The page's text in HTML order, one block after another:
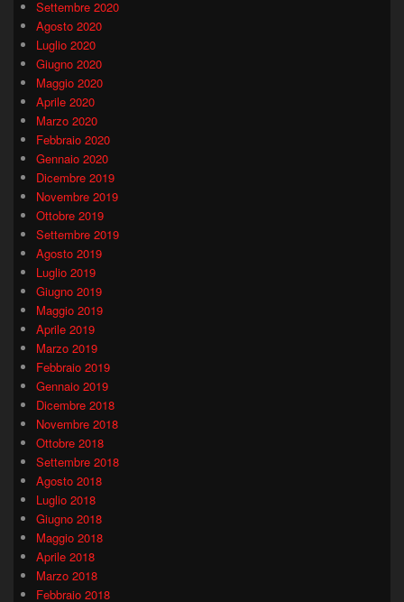
Settembre 2020
Agosto 2020
Luglio 2020
Giugno 2020
Maggio 2020
Aprile 2020
Marzo 2020
Febbraio 2020
Gennaio 2020
Dicembre 2019
Novembre 2019
Ottobre 2019
Settembre 2019
Agosto 2019
Luglio 2019
Giugno 2019
Maggio 2019
Aprile 2019
Marzo 2019
Febbraio 2019
Gennaio 2019
Dicembre 2018
Novembre 2018
Ottobre 2018
Settembre 2018
Agosto 2018
Luglio 2018
Giugno 2018
Maggio 2018
Aprile 2018
Marzo 2018
Febbraio 2018